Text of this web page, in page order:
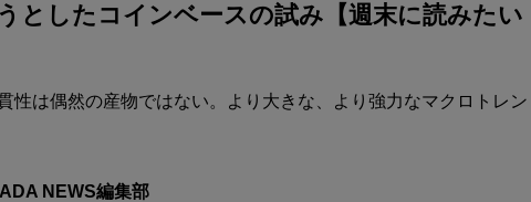
としたコインベースの試み【週末に読みたい
性は偶然の産物ではない。より大きな、より強力なマクロトレン
NEWS編集部